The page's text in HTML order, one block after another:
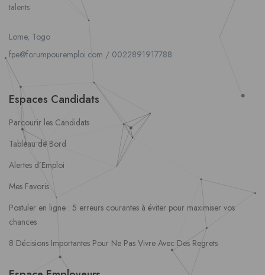
talents
Lome, Togo
fpe@forumpouremploi.com / 0022891917788
Espaces Candidats
Parcourir les Candidats
Tableau de Bord
Alertes d’Emploi
Mes Favoris
Postuler en ligne : 5 erreurs courantes à éviter pour maximiser vos
chances
8 Décisions Importantes Pour Ne Pas Vivre Avec Des Regrets